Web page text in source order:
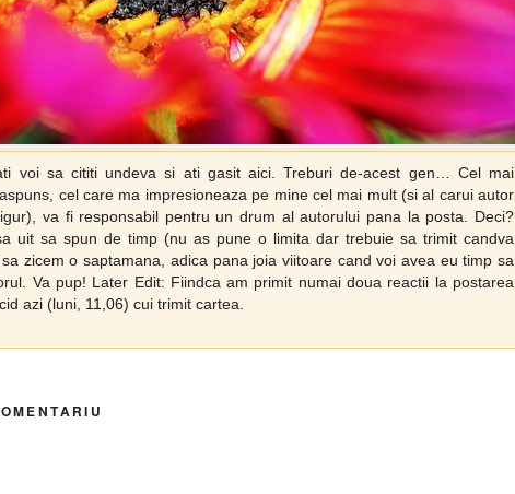
voi sa cititi undeva si ati gasit aici. Treburi de-acest gen… Cel mai
cel care ma impresioneaza pe mine cel mai mult (si al carui autor
va fi responsabil pentru un drum al autorului pana la posta. Deci?
uit sa spun de timp (nu as pune o limita dar trebuie sa trimit candva
zicem o saptamana, adica pana joia viitoare cand voi avea eu timp sa
Va pup! Later Edit: Fiindca am primit numai doua reactii la postarea
azi (luni, 11,06) cui trimit cartea.